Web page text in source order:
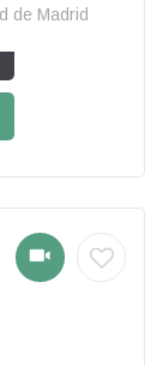
de Madrid